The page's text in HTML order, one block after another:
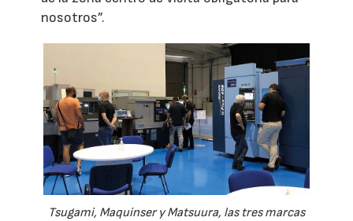
nosotros”.
Tsugami, Maquinser y Matsuura, las tres marcas